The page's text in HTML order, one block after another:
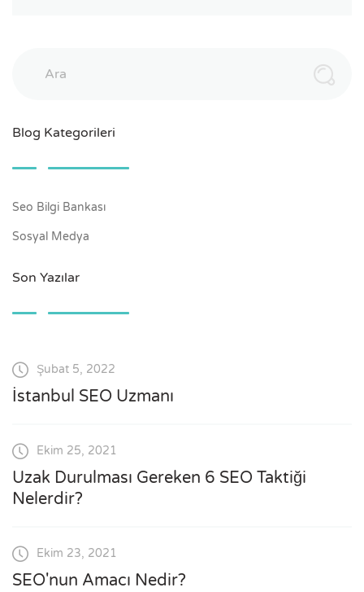
Blog Kategorileri
Seo Bilgi Bankası
Sosyal Medya
Son Yazılar
Şubat 5, 2022
İstanbul SEO Uzmanı
Ekim 25, 2021
Uzak Durulması Gereken 6 SEO Taktiği
Nelerdir?
Ekim 23, 2021
SEO'nun Amacı Nedir?